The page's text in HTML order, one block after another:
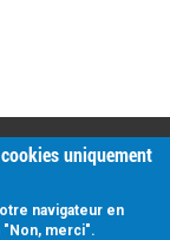
uniquement
navigateur en
merci".